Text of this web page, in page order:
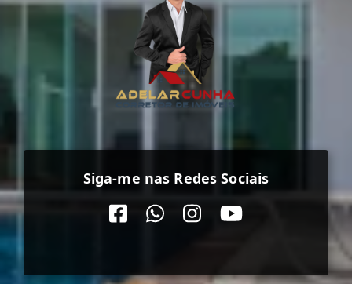
Siga-me nas Redes Sociais